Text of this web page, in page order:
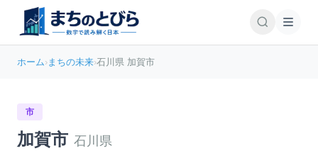
ホーム›まちの未来›石川県 加賀市
市
加賀市 石川県